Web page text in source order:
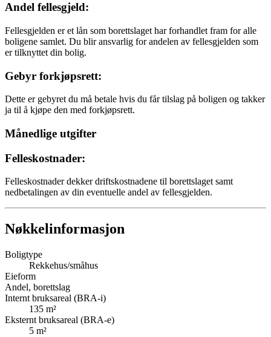
Andel fellesgjeld:
Fellesgjelden er et lån som borettslaget har forhandlet fram for alle
boligene samlet. Du blir ansvarlig for andelen av fellesgjelden som
er tilknyttet din bolig.
Gebyr forkjøpsrett:
Dette er gebyret du må betale hvis du får tilslag på boligen og takker
ja til å kjøpe den med forkjøpsrett.
Månedlige utgifter
Felleskostnader:
Felleskostnader dekker driftskostnadene til borettslaget samt
nedbetalingen av din eventuelle andel av fellesgjelden.
Nøkkelinformasjon
Boligtype
Rekkehus/småhus
Eieform
Andel, borettslag
Internt bruksareal (BRA-i)
135 m²
Eksternt bruksareal (BRA-e)
5 m²